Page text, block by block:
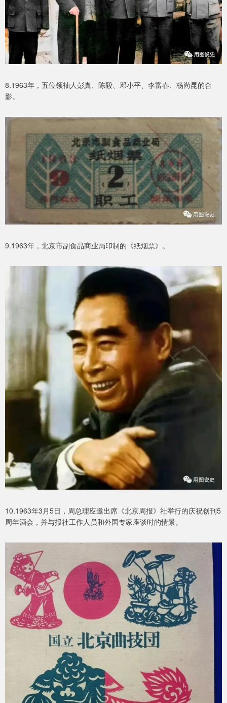
8.1963年，五位领袖人彭真、陈毅、邓小平、李富春、杨尚昆的合
影。
9.1963年，北京市副食品商业局印制的《纸烟票》。
10.1963年3月5日，周总理应邀出席《北京周报》社举行的庆祝创刊5
周年酒会，并与报社工作人员和外国专家座谈时的情景。